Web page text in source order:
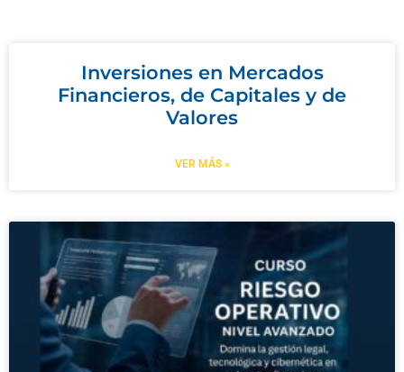
Inversiones en Mercados
Financieros, de Capitales y de
Valores
VER MÁS »